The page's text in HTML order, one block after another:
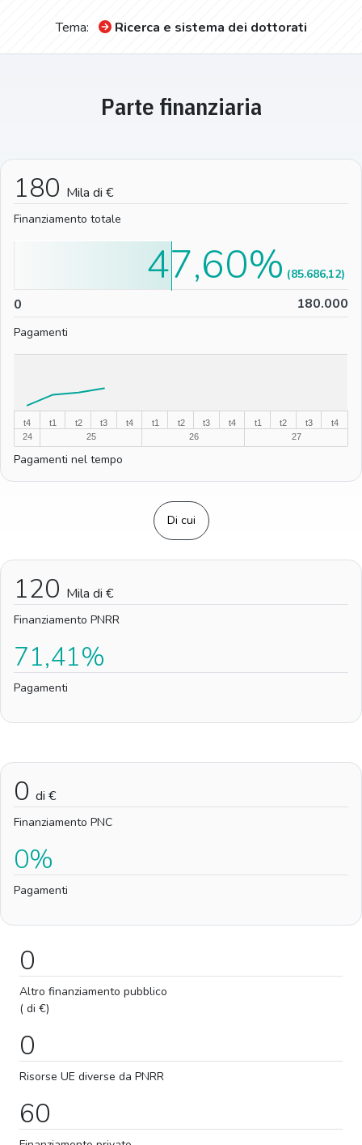
Tema: Ricerca e sistema dei dottorati
Parte finanziaria
180 Mila di €
Finanziamento totale
0 180.000
47,60% (85.686,12)
Pagamenti
t4
24
t1
25
t2 t3 t4
t1
26
t2 t3 t4
t1
27
t2 t3 t4
Pagamenti nel tempo
Di cui
120 Mila di €
Finanziamento PNRR
71,41%
Pagamenti
0 di €
Finanziamento PNC
0%
Pagamenti
0
Altro finanziamento pubblico
( di €)
0
Risorse UE diverse da PNRR
60